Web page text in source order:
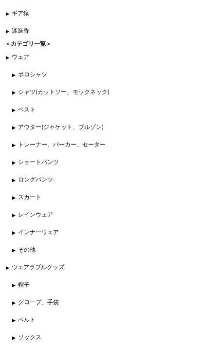
ギア猿
迷迭香
＜カテゴリ一覧＞
ウェア
ポロシャツ
シャツ(カットソー、モックネック)
ベスト
アウター(ジャケット、ブルゾン)
トレーナー、パーカー、セーター
ショートパンツ
ロングパンツ
スカート
レインウェア
インナーウェア
その他
ウェアラブルグッズ
帽子
グローブ、手袋
ベルト
ソックス